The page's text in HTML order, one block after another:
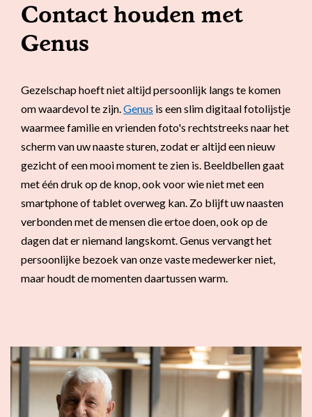
Contact houden met
Genus
Gezelschap hoeft niet altijd persoonlijk langs te komen
om waardevol te zijn.Genus is een slim digitaal fotolijstje
waarmee familie en vrienden foto's rechtstreeks naar het
scherm van uw naaste sturen, zodat er altijd een nieuw
gezicht of een mooi moment te zien is. Beeldbellen gaat
met één druk op de knop, ook voor wie niet met een
smartphone of tablet overweg kan. Zo blijft uw naasten
verbonden met de mensen die ertoe doen, ook op de
dagen dat er niemand langskomt. Genus vervangt het
persoonlijke bezoek van onze vaste medewerker niet,
maar houdt de momenten daartussen warm.